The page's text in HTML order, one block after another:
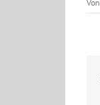
Von